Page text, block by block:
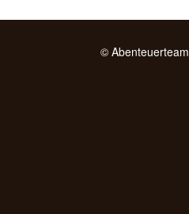
© Abenteuerteam